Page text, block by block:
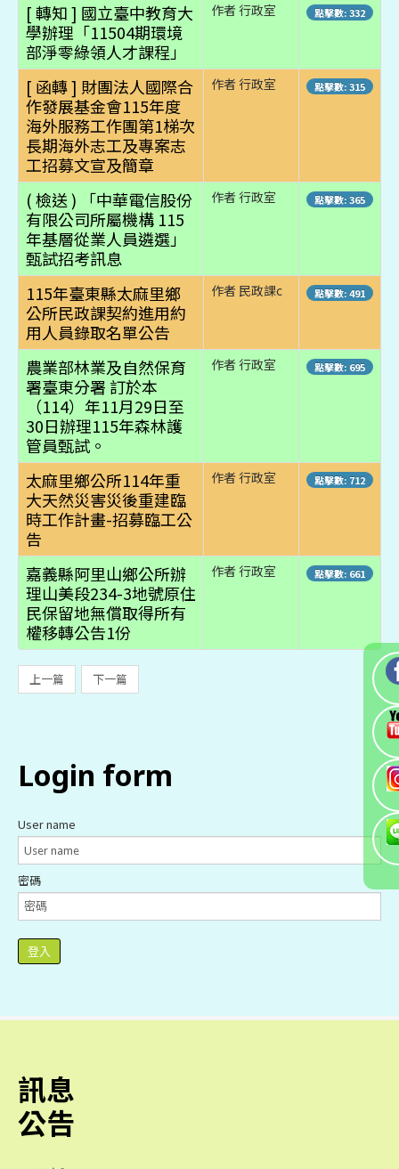
[ 轉知 ] 國立臺中教育大
學辦理「11504期環境
部淨零綠領人才課程」
作者 行政室 點擊數: 332
[ 函轉 ] 財團法人國際合
作發展基金會115年度
海外服務工作團第1梯次
長期海外志工及專案志
工招募文宣及簡章
作者 行政室 點擊數: 315
( 檢送 ) 「中華電信股份
有限公司所屬機構 115
年基層從業人員遴選」
甄試招考訊息
作者 行政室 點擊數: 365
115年臺東縣太麻里鄉
公所民政課契約進用約
用人員錄取名單公告
作者 民政課c 點擊數: 491
農業部林業及自然保育
署臺東分署 訂於本
（114）年11月29日至
30日辦理115年森林護
管員甄試。
作者 行政室 點擊數: 695
太麻里鄉公所114年重
大天然災害災後重建臨
時工作計畫-招募臨工公
告
作者 行政室 點擊數: 712
嘉義縣阿里山鄉公所辦
理山美段234-3地號原住
民保留地無償取得所有
權移轉公告1份
作者 行政室 點擊數: 661
上一篇 下一篇
login form
User name
密碼
登入
訊息
公告